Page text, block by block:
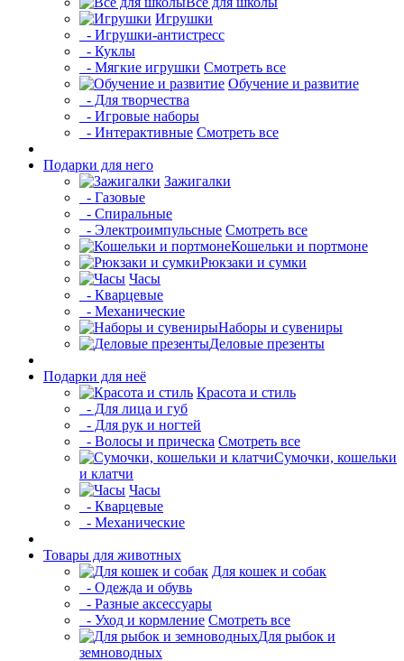
Игрушки
- Игрушки-антистресс
- Куклы
- Мягкие игрушки Смотреть все
Обучение и развитие
- Для творчества
- Игровые наборы
- Интерактивные Смотреть все
Подарки для него
Зажигалки
- Газовые
- Спиральные
- Электроимпульсные Смотреть все
Кошельки и портмоне
Рюкзаки и сумки
Часы
- Кварцевые
- Механические
Наборы и сувениры
Деловые презенты
Подарки для неё
Красота и стиль
- Для лица и губ
- Для рук и ногтей
- Волосы и прическа Смотреть все
Сумочки, кошельки
и клатчи
Часы
- Кварцевые
- Механические
Товары для животных
Для кошек и собак
- Одежда и обувь
- Разные аксессуары
- Уход и кормление Смотреть все
Для рыбок и
земноводных